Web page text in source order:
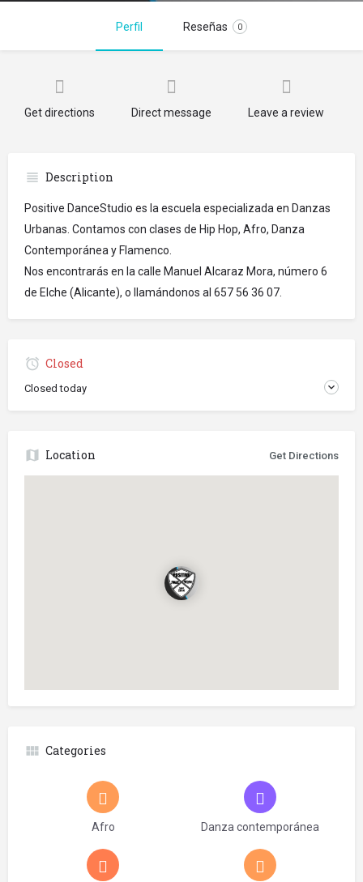
Perfil Reseñas 0
Get directions Direct message Leave a review
Description
Positive DanceStudio es la escuela especializada en Danzas
Urbanas. Contamos con clases de Hip Hop, Afro, Danza
Contemporánea y Flamenco.
Nos encontrarás en la calle Manuel Alcaraz Mora, número 6
de Elche (Alicante), o llamándonos al 657 56 36 07.
Closed
Closed today
Location Get Directions
Categories
Afro Danza contemporánea